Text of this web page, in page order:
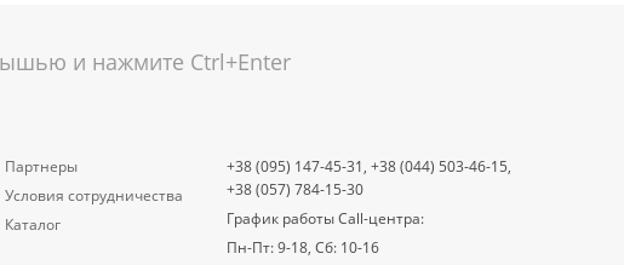
и нажмите Ctrl+Enter
Партнеры
Условия сотрудничества
Каталог
+38 (095) 147-45-31, +38 (044) 503-46-15,
+38 (057) 784-15-30
График работы Call-центра:
Пн-Пт: 9-18, Сб: 10-16